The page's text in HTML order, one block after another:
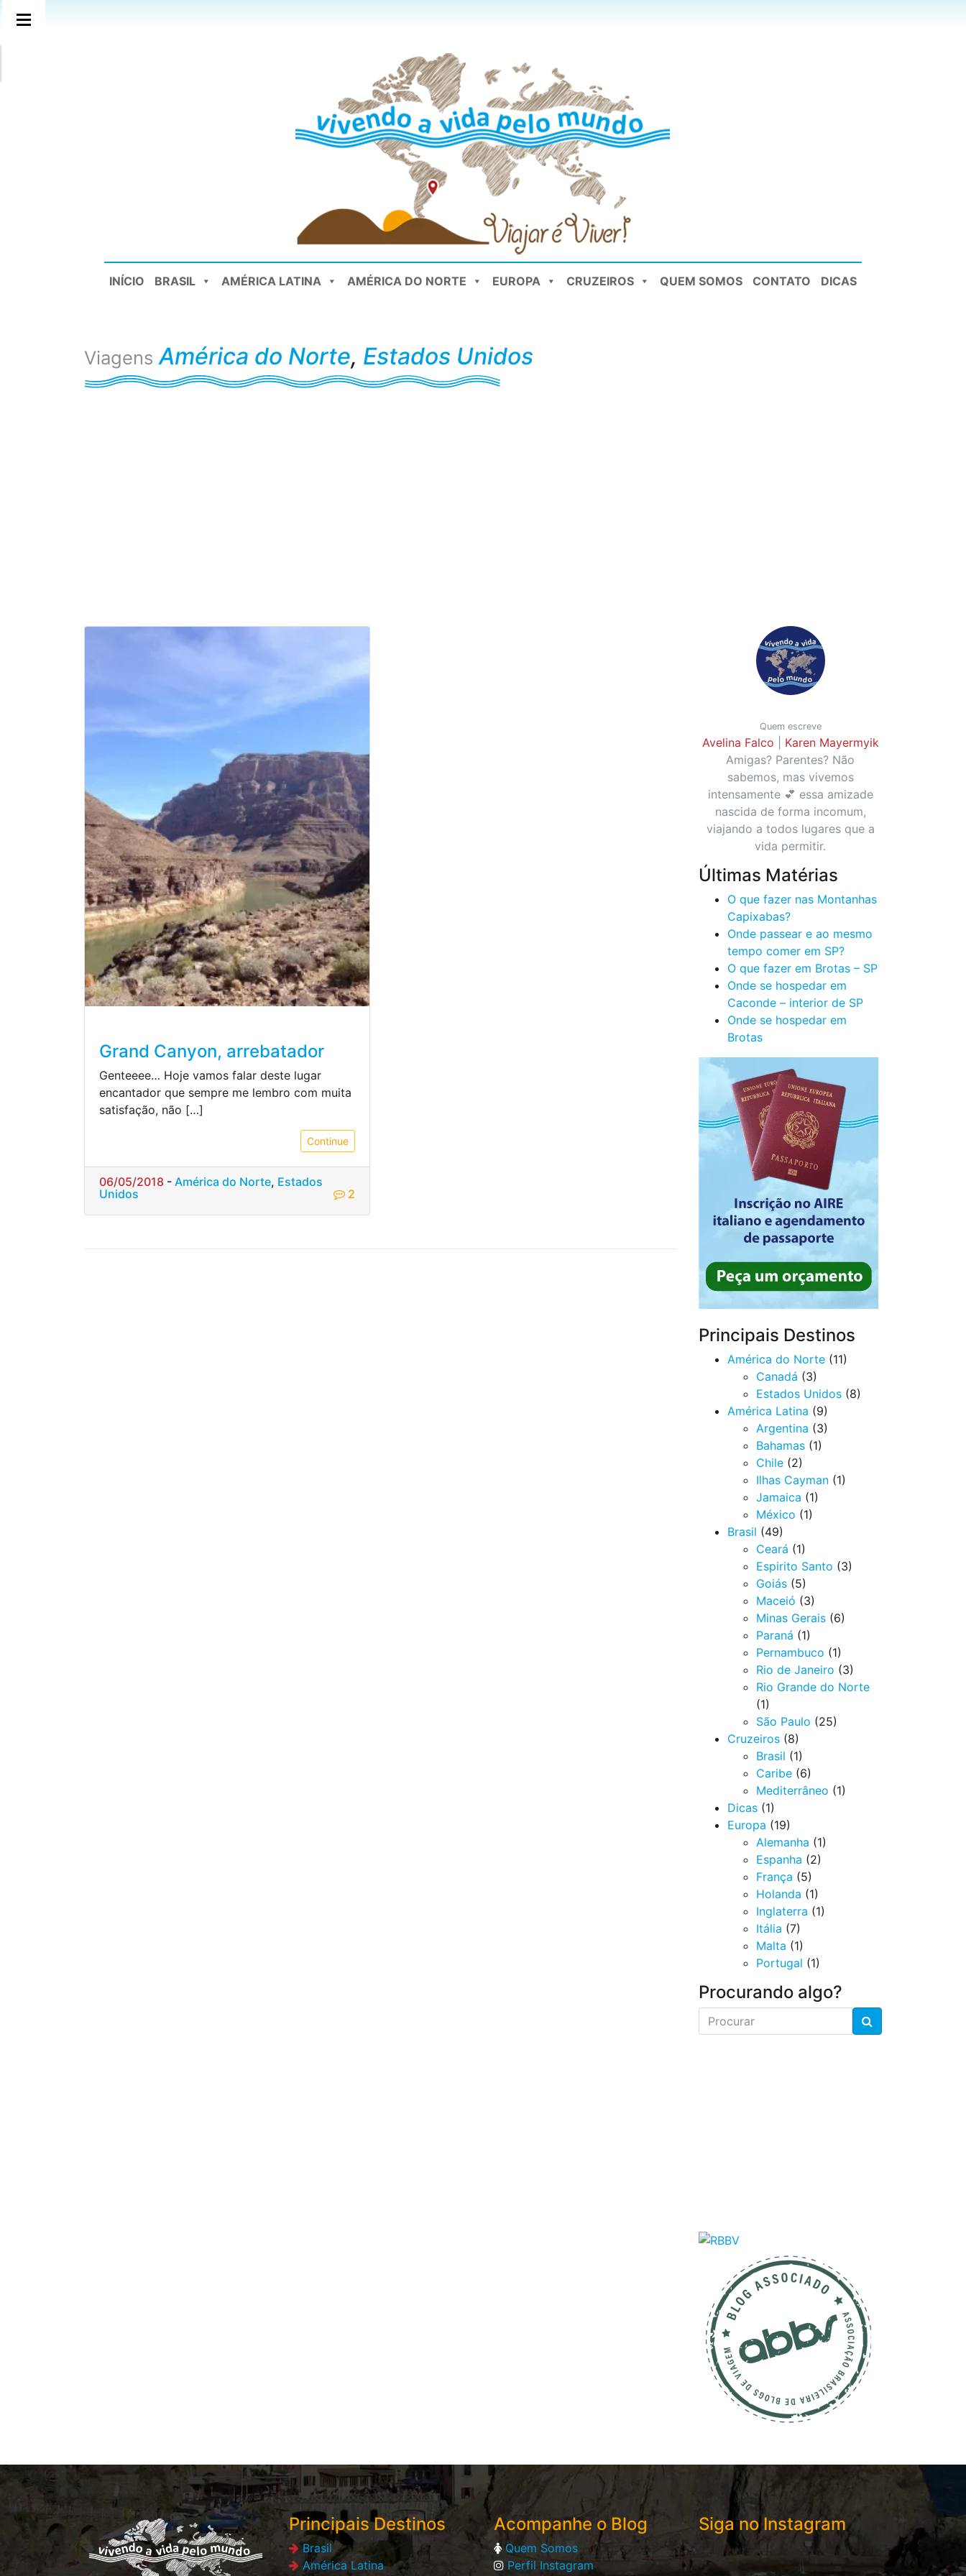
INÍCIO BRASIL AMÉRICA LATINA AMÉRICA DO NORTE EUROPA CRUZEIROS QUEM SOMOS CONTATO DICAS
Viagens América do Norte, Estados Unidos
Grand Canyon, arrebatador
Genteeee… Hoje vamos falar deste lugar
encantador que sempre me lembro com muita
satisfação, não […]
Continue
06/05/2018 - América do Norte, Estados
Unidos
2
Quem escreve
Avelina Falco
Karen Mayermyik
Amigas? Parentes? Não
sabemos, mas vivemos
intensamente 💕 essa amizade
nascida de forma incomum,
viajando a todos lugares que a
vida permitir.
Últimas Matérias
O que fazer nas Montanhas
Capixabas?
Onde passear e ao mesmo
tempo comer em SP?
O que fazer em Brotas – SP
Onde se hospedar em
Caconde – interior de SP
Onde se hospedar em
Brotas
Principais Destinos
América do Norte (11)
Canadá (3)
Estados Unidos (8)
América Latina (9)
Argentina (3)
Bahamas (1)
Chile (2)
Ilhas Cayman (1)
Jamaica (1)
México (1)
Brasil (49)
Ceará (1)
Espirito Santo (3)
Goiás (5)
Maceió (3)
Minas Gerais (6)
Paraná (1)
Pernambuco (1)
Rio de Janeiro (3)
Rio Grande do Norte
(1)
São Paulo (25)
Cruzeiros (8)
Brasil (1)
Caribe (6)
Mediterrâneo (1)
Dicas (1)
Europa (19)
Alemanha (1)
Espanha (2)
França (5)
Holanda (1)
Inglaterra (1)
Itália (7)
Malta (1)
Portugal (1)
Procurando algo?
Principais Destinos
Brasil
América Latina
Acompanhe o Blog
Quem Somos
Perfil Instagram
Siga no Instagram